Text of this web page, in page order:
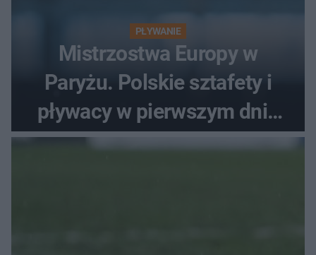
PŁYWANIE
Mistrzostwa Europy w
Paryżu. Polskie sztafety i
pływacy w pierwszym dniu
finałów